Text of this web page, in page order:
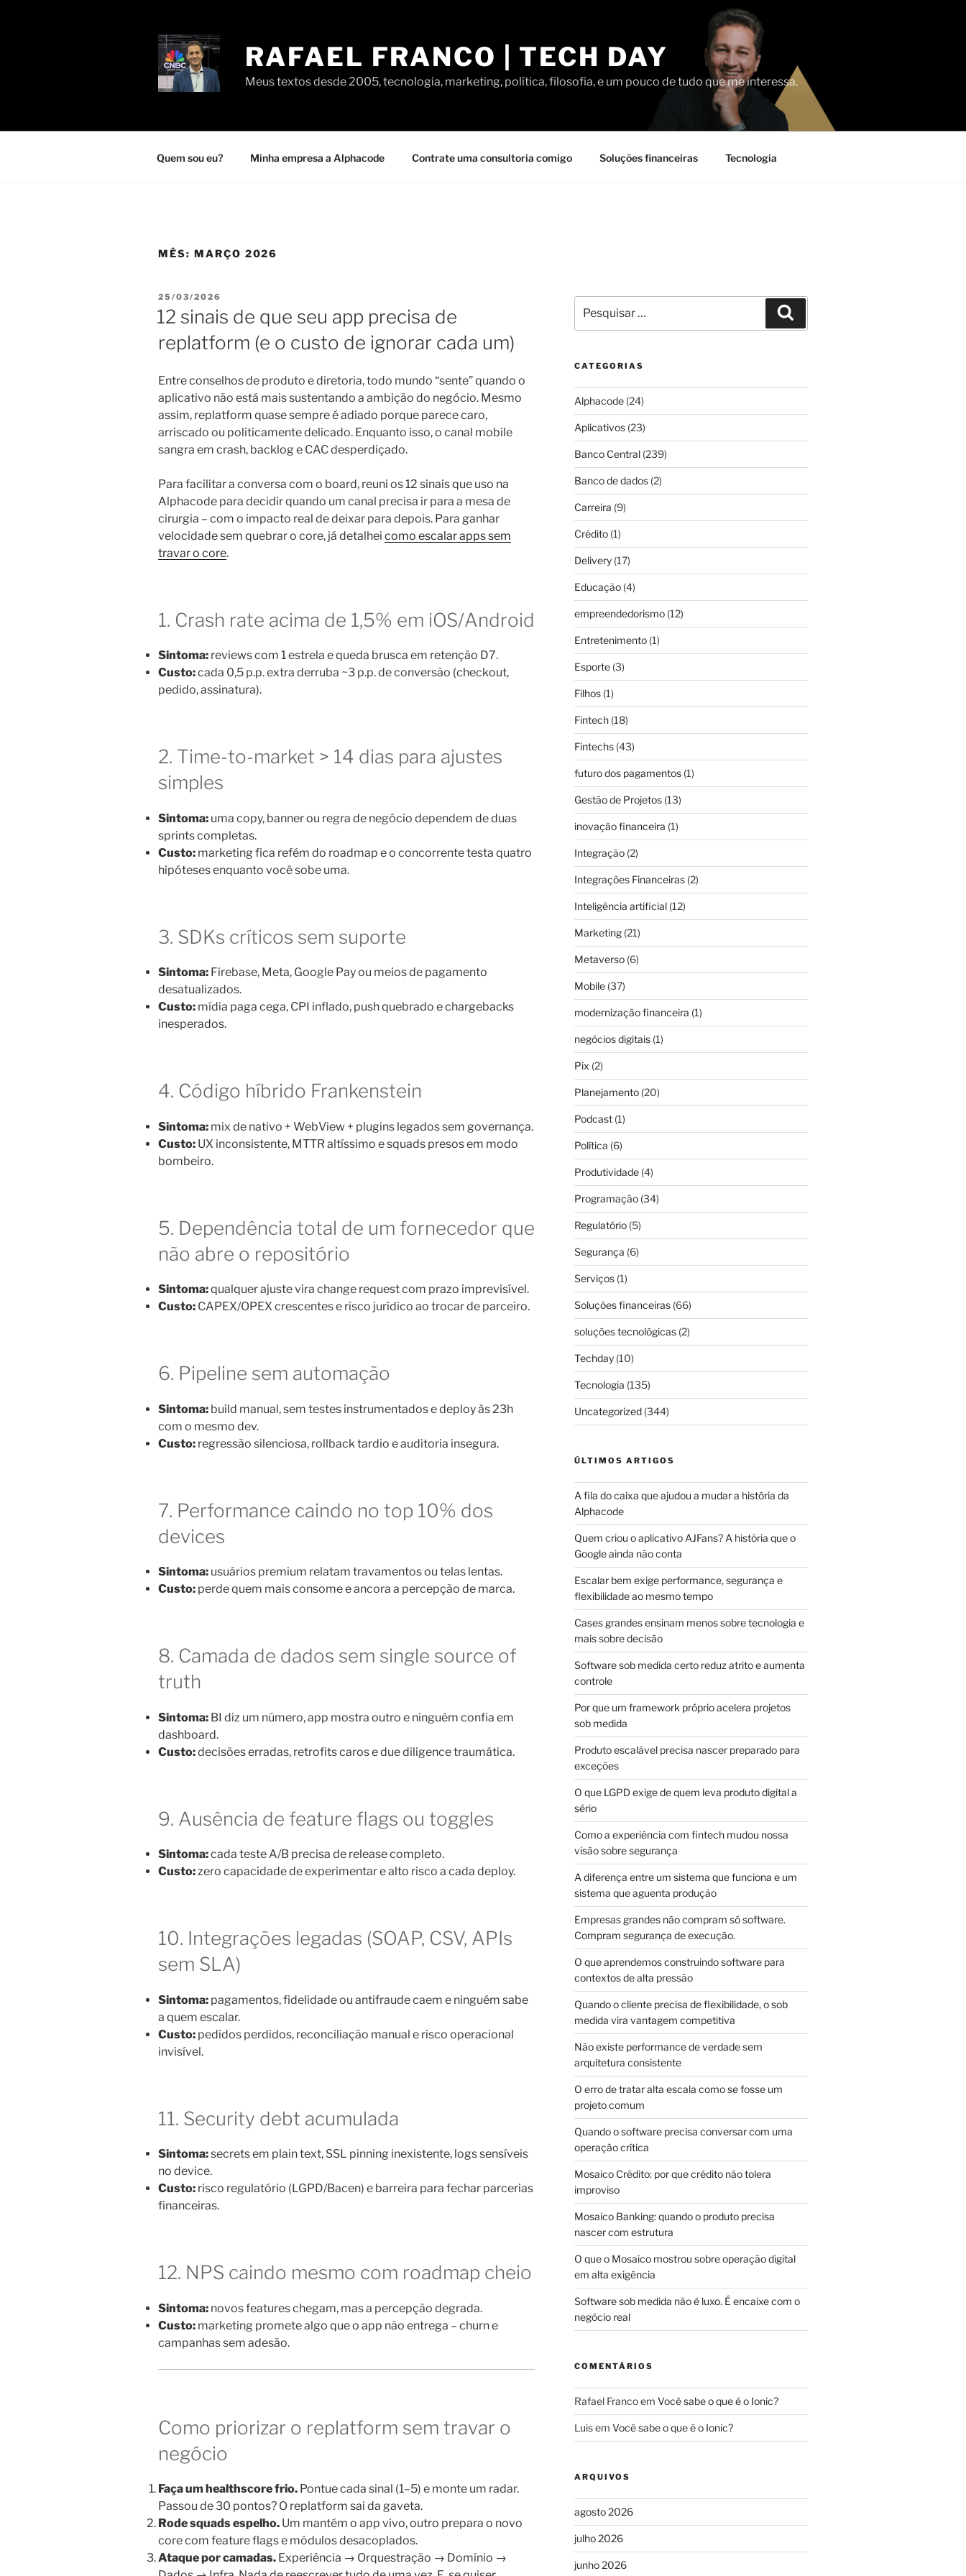
RAFAEL FRANCO | TECH DAY
Meus textos desde 2005, tecnologia, marketing, política, filosofia, e um pouco de tudo que me interessa.
Quem sou eu? Minha empresa a Alphacode Contrate uma consultoria comigo Soluções financeiras Tecnologia
MÊS: MARÇO 2026
PUBLICADO
EM
25/03/2026
12 sinais de que seu app precisa de
replatform (e o custo de ignorar cada um)
Entre conselhos de produto e diretoria, todo mundo “sente” quando o
aplicativo não está mais sustentando a ambição do negócio. Mesmo
assim, replatform quase sempre é adiado porque parece caro,
arriscado ou politicamente delicado. Enquanto isso, o canal mobile
sangra em crash, backlog e CAC desperdiçado.
Para facilitar a conversa com o board, reuni os 12 sinais que uso na
Alphacode para decidir quando um canal precisa ir para a mesa de
cirurgia – com o impacto real de deixar para depois. Para ganhar
velocidade sem quebrar o core, já detalhei como escalar apps sem
travar o core.
1. Crash rate acima de 1,5% em iOS/Android
Sintoma: reviews com 1 estrela e queda brusca em retenção D7.
Custo:cada 0,5 p.p. extra derruba ~3 p.p. de conversão (checkout,
pedido, assinatura).
2. Time-to-market > 14 dias para ajustes
simples
Sintoma: uma copy, banner ou regra de negócio dependem de duas
sprints completas.
Custo: marketing fica refém do roadmap e o concorrente testa quatro
hipóteses enquanto você sobe uma.
3. SDKs críticos sem suporte
Sintoma: Firebase, Meta, Google Pay ou meios de pagamento
desatualizados.
Custo: mídia paga cega, CPI inflado, push quebrado e chargebacks
inesperados.
4. Código híbrido Frankenstein
Sintoma: mix de nativo + WebView + plugins legados sem governança.
Custo: UX inconsistente, MTTR altíssimo e squads presos em modo
bombeiro.
5. Dependência total de um fornecedor que
não abre o repositório
Sintoma:qualquer ajuste vira change request com prazo imprevisível.
Custo: CAPEX/OPEX crescentes e risco jurídico ao trocar de parceiro.
6. Pipeline sem automação
Sintoma: build manual, sem testes instrumentados e deploy às 23h
com o mesmo dev.
Custo: regressão silenciosa, rollback tardio e auditoria insegura.
7. Performance caindo no top 10% dos
devices
Sintoma: usuários premium relatam travamentos ou telas lentas.
Custo: perde quem mais consome e ancora a percepção de marca.
8. Camada de dados sem single source of
truth
Sintoma: BI diz um número, app mostra outro e ninguém confia em
dashboard.
Custo:decisões erradas, retrofits caros e due diligence traumática.
9. Ausência de feature flags ou toggles
Sintoma:cada teste A/B precisa de release completo.
Custo:zero capacidade de experimentar e alto risco a cada deploy.
10. Integrações legadas (SOAP, CSV, APIs
sem SLA)
Sintoma: pagamentos, fidelidade ou antifraude caem e ninguém sabe
a quem escalar.
Custo: pedidos perdidos, reconciliação manual e risco operacional
invisível.
11. Security debt acumulada
Sintoma:secrets em plain text, SSL pinning inexistente, logs sensíveis
no device.
Custo: risco regulatório (LGPD/Bacen) e barreira para fechar parcerias
financeiras.
12. NPS caindo mesmo com roadmap cheio
Sintoma: novos features chegam, mas a percepção degrada.
Custo: marketing promete algo que o app não entrega – churn e
campanhas sem adesão.
Como priorizar o replatform sem travar o
negócio
Faça um healthscore frio. Pontue cada sinal (1–5) e monte um radar.
Passou de 30 pontos? O replatform sai da gaveta.
Rode squads espelho. Um mantém o app vivo, outro prepara o novo
core com feature flags e módulos desacoplados.
Ataque por camadas. Experiência → Orquestração → Domínio →
por:
CATEGORIAS
Alphacode(24)
Aplicativos(23)
Banco Central(239)
Banco de dados(2)
Carreira (9)
Crédito(1)
Delivery(17)
Educação(4)
empreendedorismo(12)
Entretenimento(1)
Esporte(3)
Filhos(1)
Fintech(18)
Fintechs(43)
futuro dos pagamentos(1)
Gestão de Projetos(13)
inovação financeira (1)
Integração(2)
Integrações Financeiras(2)
Inteligência artificial(12)
Marketing(21)
Metaverso(6)
Mobile(37)
modernização financeira (1)
negócios digitais(1)
Pix (2)
Planejamento(20)
Podcast(1)
Política (6)
Produtividade(4)
Programação(34)
Regulatório(5)
Segurança (6)
Serviços(1)
Soluções financeiras(66)
soluções tecnológicas(2)
Techday(10)
Tecnologia (135)
Uncategorized(344)
ÚLTIMOS ARTIGOS
A fila do caixa que ajudou a mudar a história da
Alphacode
Quem criou o aplicativo AJFans? A história que o
Google ainda não conta
Escalar bem exige performance, segurança e
flexibilidade ao mesmo tempo
Cases grandes ensinam menos sobre tecnologia e
mais sobre decisão
Software sob medida certo reduz atrito e aumenta
controle
Por que um framework próprio acelera projetos
sob medida
Produto escalável precisa nascer preparado para
exceções
O que LGPD exige de quem leva produto digital a
sério
Como a experiência com fintech mudou nossa
visão sobre segurança
A diferença entre um sistema que funciona e um
sistema que aguenta produção
Empresas grandes não compram só software.
Compram segurança de execução.
O que aprendemos construindo software para
contextos de alta pressão
Quando o cliente precisa de flexibilidade, o sob
medida vira vantagem competitiva
Não existe performance de verdade sem
arquitetura consistente
O erro de tratar alta escala como se fosse um
projeto comum
Quando o software precisa conversar com uma
operação crítica
Mosaico Crédito: por que crédito não tolera
improviso
Mosaico Banking: quando o produto precisa
nascer com estrutura
O que o Mosaico mostrou sobre operação digital
em alta exigência
Software sob medida não é luxo. É encaixe com o
negócio real
COMENTÁRIOS
Rafael Francoem Você sabe o que é o Ionic?
Luisem Você sabe o que é o Ionic?
ARQUIVOS
agosto 2026
julho 2026
junho 2026